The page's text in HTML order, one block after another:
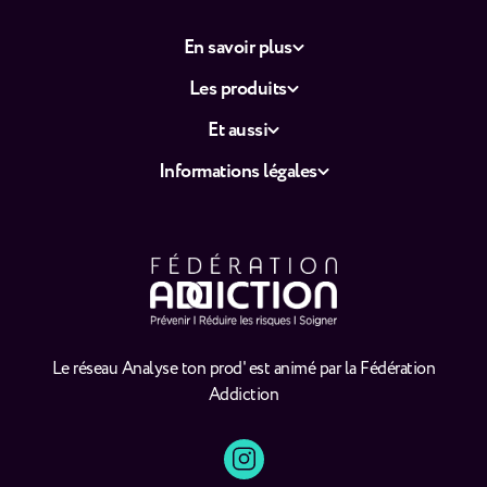
Le réseau Analyse ton prod' est animé par la Fédération
Addiction
En savoir plus
Les produits
Et aussi
Informations légales